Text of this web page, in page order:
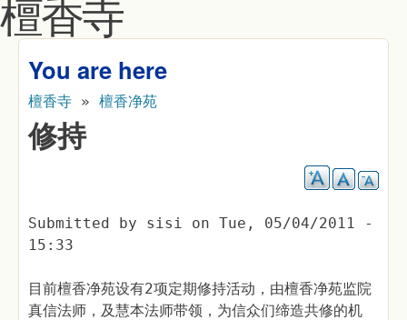
檀香寺
You are here
檀香寺 » 檀香净苑
修持
Submitted by sisi on Tue, 05/04/2011 -
15:33
目前檀香净苑设有2项定期修持活动，由檀香净苑监院
真信法师，及慧本法师带领，为信众们缔造共修的机